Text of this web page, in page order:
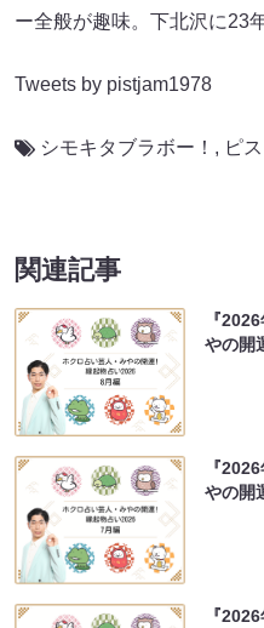
ー全般が趣味。下北沢に23
Tweets by pistjam1978
シモキタブラボー！ , ピ
関連記事
『
やの開
『
やの開
『